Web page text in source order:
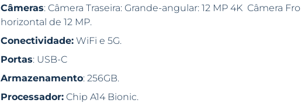
Câmeras: Câmera Traseira: Grande-angular: 12 MP 4K Câmera
horizontal de 12 MP.
Conectividade:WiFi e 5G.
Portas: USB-C
Armazenamento: 256GB.
Processador:Chip A14 Bionic.